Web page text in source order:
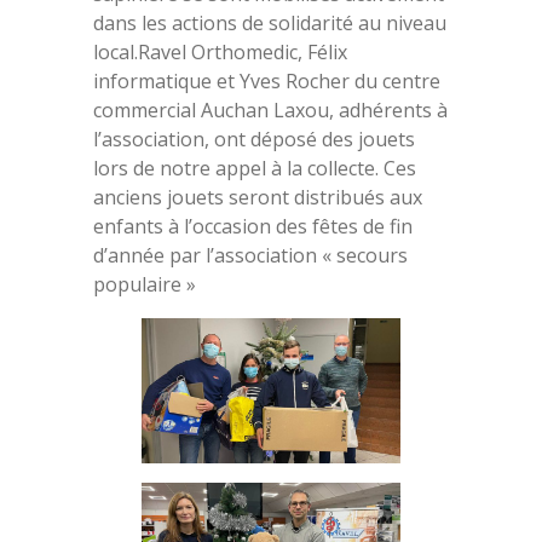
dans les actions de solidarité au niveau
local.Ravel Orthomedic, Félix
informatique et Yves Rocher du centre
commercial Auchan Laxou, adhérents à
l’association, ont déposé des jouets
lors de notre appel à la collecte. Ces
anciens jouets seront distribués aux
enfants à l’occasion des fêtes de fin
d’année par l’association « secours
populaire »